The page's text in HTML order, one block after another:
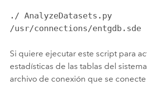
./ AnalyzeDatasets.py
/usr/connections/entgdb.sde
Si quiere ejecutar este script para
estadísticas de las tablas del
archivo de conexión que se